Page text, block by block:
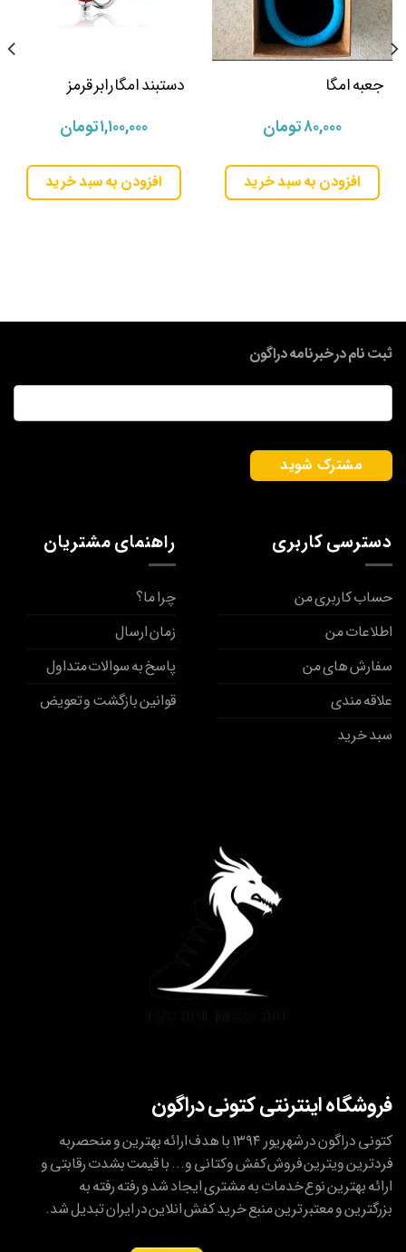
جعبه امگا
۸۰,۰۰۰تومان
افزودن به سبد خرید
دستبند امگا رابر قرمز
۱,۱۰۰,۰۰۰تومان
افزودن به سبد خرید
دسترسی کاربری
حساب کاربری من
اطلاعات من
سفارش های من
علاقه مندی
سبد خرید
ثبت نام در خبرنامه دراگون
ایمیل*
راهنمای مشتریان
چرا ما؟
زمان ارسال
پاسخ به سوالات متداول
قوانین بازگشت و تعویض
فروشگاه اینترنتی کتونی دراگون
کتونی دراگون در شهریور ۱۳۹۴ با هدف ارائه بهترین و منحصربه
فردترین ویترین فروش کفش وکتانی و... با قیمت بشدت رقابتی و
ارائه بهترین نوع خدمات به مشتری ایجاد شد و رفته رفته به
بزرگترین و معتبر ترین منبع خرید کفش انلاین در ایران تبدیل شد.